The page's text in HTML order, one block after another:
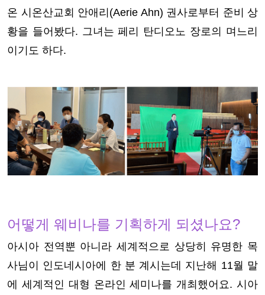
온 시온산교회 안애리(Aerie Ahn) 권사로부터 준비 상
황을 들어봤다. 그녀는 페리 탄디오노 장로의 며느리
이기도 하다.
어떻게 웨비나를 기획하게 되셨나요?
아시아 전역뿐 아니라 세계적으로 상당히 유명한 목
사님이 인도네시아에 한 분 계시는데 지난해 11월 말
에 세계적인 대형 온라인 세미나를 개최했어요. 시아